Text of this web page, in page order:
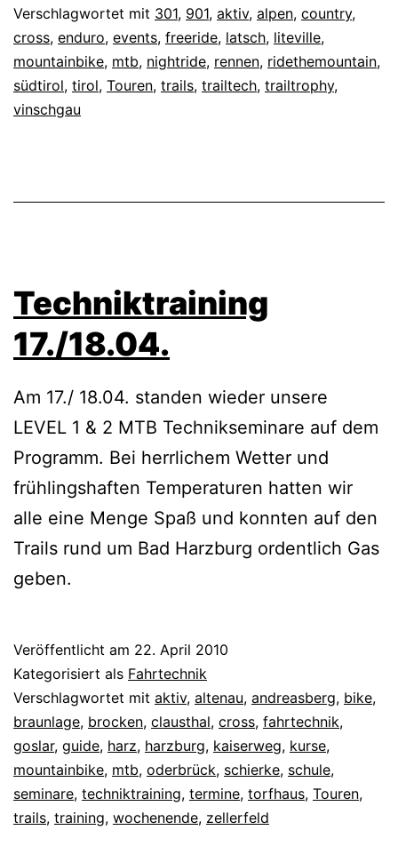
Verschlagwortet mit 301, 901, aktiv, alpen, country,
cross, enduro, events, freeride, latsch, liteville,
mountainbike, mtb, nightride, rennen, ridethemountain,
südtirol, tirol, Touren, trails, trailtech, trailtrophy,
vinschgau
Techniktraining
17./18.04.
Am 17./ 18.04. standen wieder unsere
LEVEL 1 & 2 MTB Technikseminare auf dem
Programm. Bei herrlichem Wetter und
frühlingshaften Temperaturen hatten wir
alle eine Menge Spaß und konnten auf den
Trails rund um Bad Harzburg ordentlich Gas
geben.
Veröffentlicht am 22. April 2010
Kategorisiert als Fahrtechnik
Verschlagwortet mit aktiv, altenau, andreasberg, bike,
braunlage, brocken, clausthal, cross, fahrtechnik,
goslar, guide, harz, harzburg, kaiserweg, kurse,
mountainbike, mtb, oderbrück, schierke, schule,
seminare, techniktraining, termine, torfhaus, Touren,
trails, training, wochenende, zellerfeld